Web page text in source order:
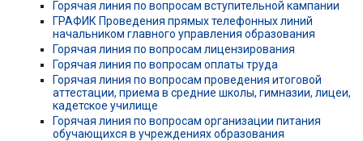
Горячая линия по вопросам вступительной кампании
ГРАФИК Проведения прямых телефонных линий
начальником главного управления образования
Горячая линия по вопросам лицензирования
Горячая линия по вопросам оплаты труда
Горячая линия по вопросам проведения итоговой
аттестации, приема в средние школы, гимназии, лицеи,
кадетское училище
Горячая линия по вопросам организации питания
обучающихся в учреждениях образования